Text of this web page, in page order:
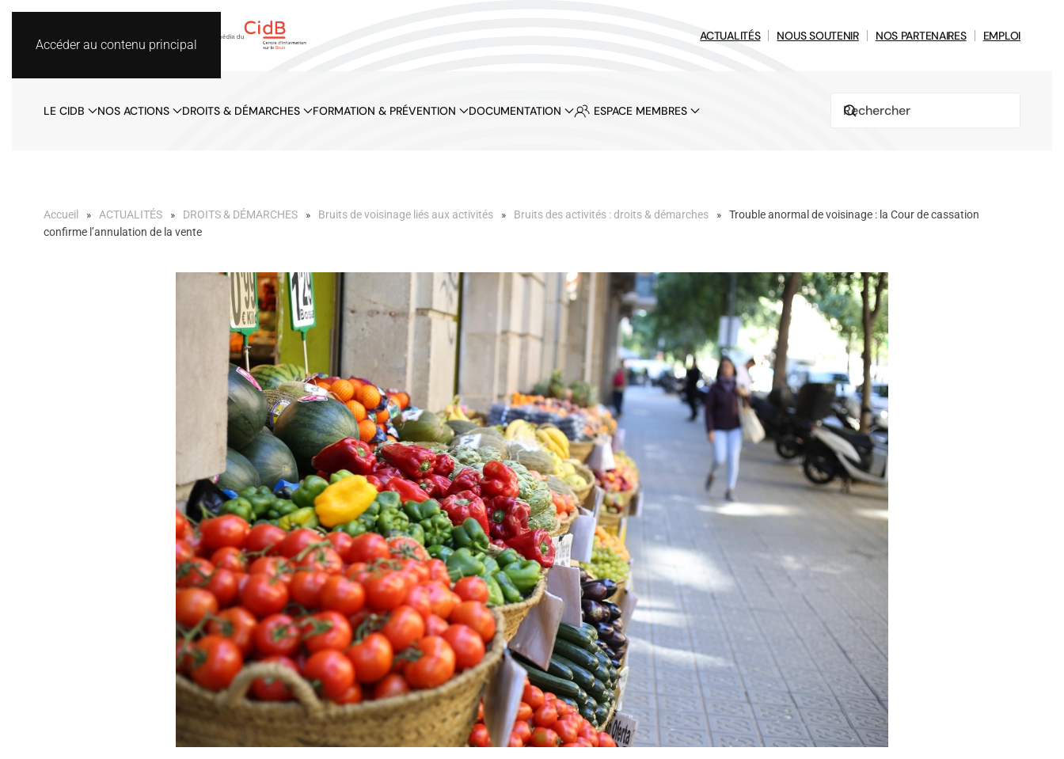
Accéder au contenu principal
ACTUALITÉS NOUS SOUTENIR NOS PARTENAIRES EMPLOI
LE CIDB NOS ACTIONS DROITS & DÉMARCHES FORMATION & PRÉVENTION DOCUMENTATION ESPACE MEMBRES
Accueil ACTUALITÉS DROITS & DÉMARCHES Bruits de voisinage liés aux activités Bruits des activités : droits & démarches
Trouble anormal de voisinage : la Cour de cassation
confirme l’annulation de la vente